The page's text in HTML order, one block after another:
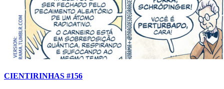
CIENTIRINHAS #156